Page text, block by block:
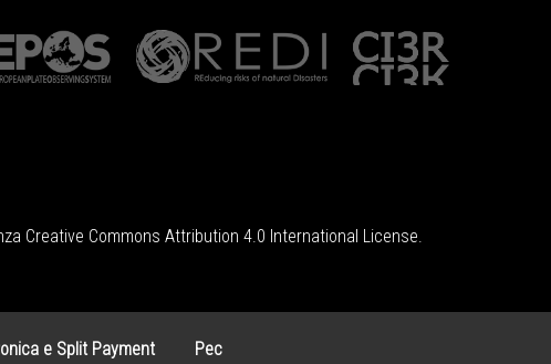
Creative Commons Attribution 4.0 International License.
e Split Payment Pec